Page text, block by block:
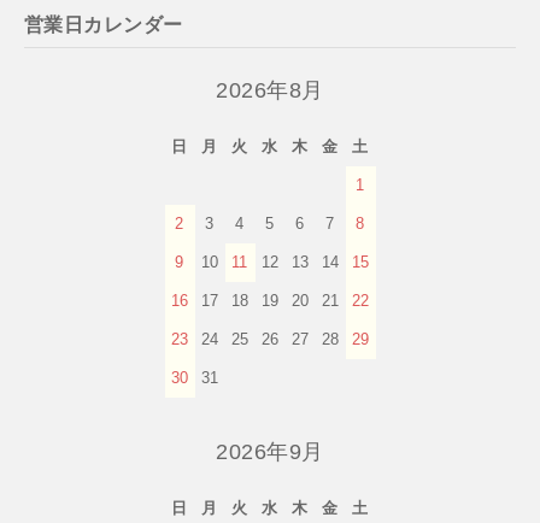
営業日カレンダー
2026年8月
日 月 火 水 木 金 土
1
2 3 4 5 6 7 8
9 10 11 12 13 14 15
16 17 18 19 20 21 22
23 24 25 26 27 28 29
30 31
2026年9月
日 月 火 水 木 金 土